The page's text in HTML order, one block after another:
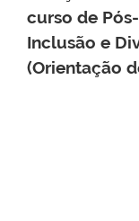
curso de
Inclusão e
(Orientação